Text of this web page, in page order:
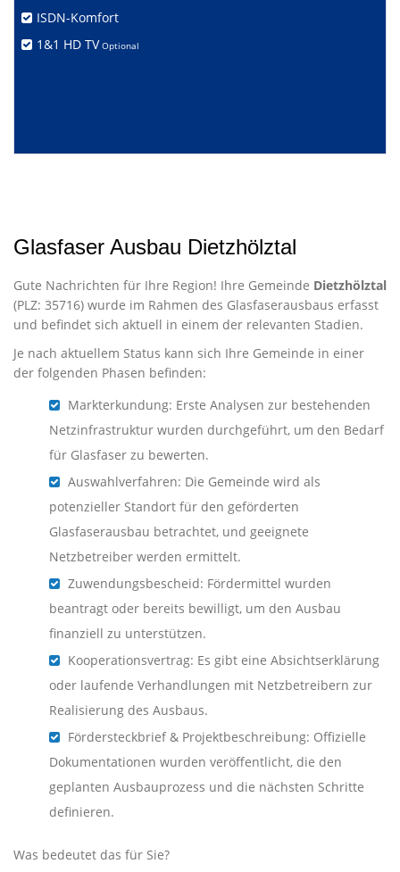
ISDN-Komfort
1&1 HD TV Optional
Glasfaser Ausbau Dietzhölztal
Gute Nachrichten für Ihre Region! Ihre Gemeinde Dietzhölztal
(PLZ: 35716) wurde im Rahmen des Glasfaserausbaus erfasst
und befindet sich aktuell in einem der relevanten Stadien.
Je nach aktuellem Status kann sich Ihre Gemeinde in einer
der folgenden Phasen befinden:
Markterkundung: Erste Analysen zur bestehenden
Netzinfrastruktur wurden durchgeführt, um den Bedarf
für Glasfaser zu bewerten.
Auswahlverfahren: Die Gemeinde wird als
potenzieller Standort für den geförderten
Glasfaserausbau betrachtet, und geeignete
Netzbetreiber werden ermittelt.
Zuwendungsbescheid: Fördermittel wurden
beantragt oder bereits bewilligt, um den Ausbau
finanziell zu unterstützen.
Kooperationsvertrag: Es gibt eine Absichtserklärung
oder laufende Verhandlungen mit Netzbetreibern zur
Realisierung des Ausbaus.
Fördersteckbrief & Projektbeschreibung: Offizielle
Dokumentationen wurden veröffentlicht, die den
geplanten Ausbauprozess und die nächsten Schritte
definieren.
Was bedeutet das für Sie?